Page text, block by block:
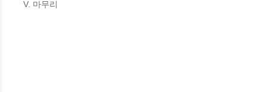
V. 마무리